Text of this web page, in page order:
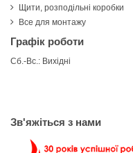
Щити, розподільні коробки
Все для монтажу
Графік роботи
Сб.-Вс.: Вихідні
Зв'яжіться з нами